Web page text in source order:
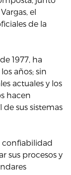
el
de la
1977, ha
años; sin
actuales y los
hacen
sus sistemas
confiabilidad
sus procesos y